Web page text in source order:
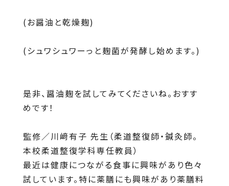
(お醤油と乾燥麹)
(シュワシュワーっと麹菌が発酵し始めます。)
是非、醤油麹を試してみてくださいね。おすす
めです！
監修／川﨑有子 先生（柔道整復師・鍼灸師。
本校柔道整復学科専任教員）
最近は健康につながる食事に興味があり色々
試しています。特に薬膳にも興味があり薬膳料